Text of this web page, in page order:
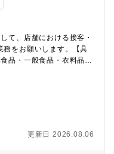
て、店舗における接客・
務をお願いします。【具
品・一般食品・衣料品・
ト業務など店舗運営・
。【 勤務時間例 】・7：
9：50～19：10（実働8
働8時間／休憩80分
た方がいい。」という
更新日 2026.08.06